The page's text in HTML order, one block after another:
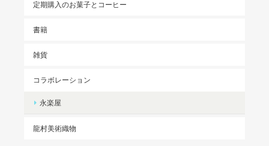
定期購入のお菓子とコーヒー
書籍
雑貨
コラボレーション
永楽屋
龍村美術織物